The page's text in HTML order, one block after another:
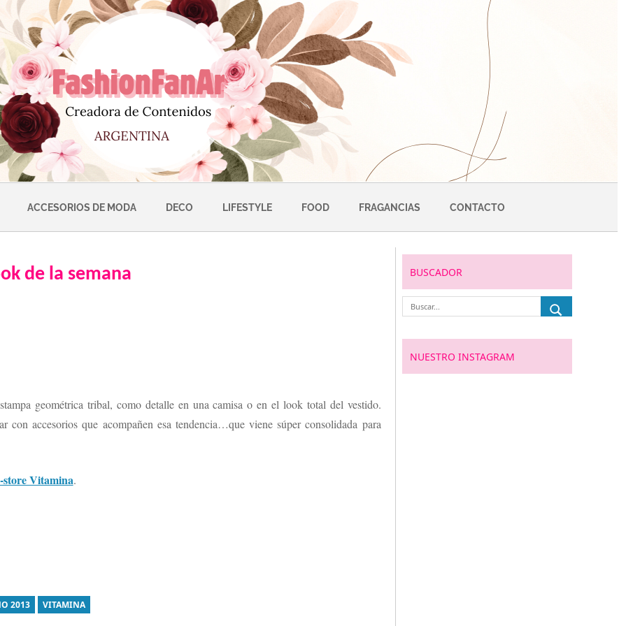
ACCESORIOS DE MODA DECO LIFESTYLE FOOD FRAGANCIAS CONTACTO
de la semana
geométrica tribal, como detalle en una camisa o en el look total del vestido.
con accesorios que acompañen esa tendencia…que viene súper consolidada para
store Vitamina.
2013 VITAMINA
BUSCADOR
NUESTRO INSTAGRAM